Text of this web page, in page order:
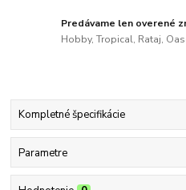
Predávame len overené
Hobby, Tropical, Rataj,
Kompletné špecifikácie
Parametre